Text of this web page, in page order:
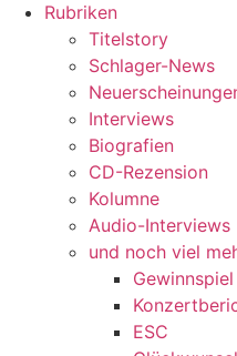
Rubriken
Titelstory
Schlager-News
Interviews
Biografien
CD-Rezension
Kolumne
Audio-Interviews
und noch viel
Gewinnspiel
ESC